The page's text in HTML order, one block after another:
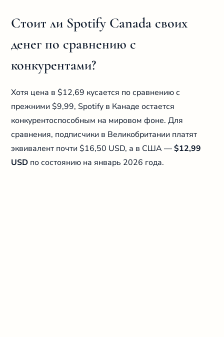
Стоит ли Spotify Canada своих
денег по сравнению с
конкурентами?
Хотя цена в $12,69 кусается по сравнению с
прежними $9,99, Spotify в Канаде остается
конкурентоспособным на мировом фоне. Для
сравнения, подписчики в Великобритании платят
эквивалент почти $16,50 USD, а в США —$12,99
USD по состоянию на январь 2026 года.